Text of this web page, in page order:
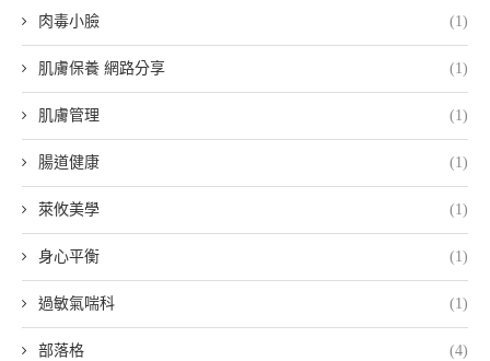
肉毒小臉 (1)
肌膚保養 網路分享 (1)
肌膚管理 (1)
腸道健康 (1)
萊攸美學 (1)
身心平衡 (1)
過敏氣喘科 (1)
部落格 (4)